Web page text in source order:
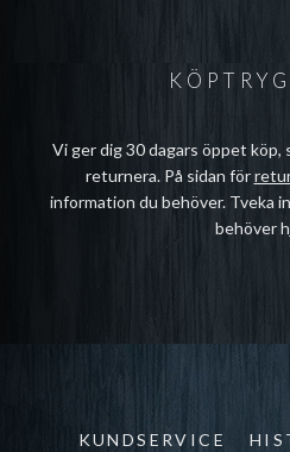
Vi ger dig 30 dagars öppet köp,
returnera. På sidan för
information du behöver. Tveka
behöver
KUNDSERVICE